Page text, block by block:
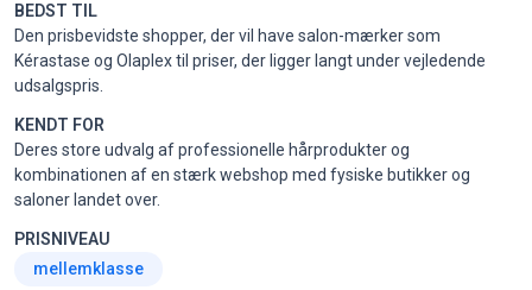
BEDST TIL
Den prisbevidste shopper, der vil have salon-mærker som
Kérastase og Olaplex til priser, der ligger langt under vejledende
udsalgspris.
KENDT FOR
Deres store udvalg af professionelle hårprodukter og
kombinationen af en stærk webshop med fysiske butikker og
saloner landet over.
PRISNIVEAU
mellemklasse